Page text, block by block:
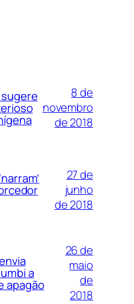
8 de
novembro
de 2018
27 de
junho
de 2018
a
apagão
26 de
maio
de
2018